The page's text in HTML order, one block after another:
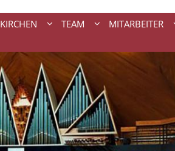
KIRCHEN TEAM MITARBEITER